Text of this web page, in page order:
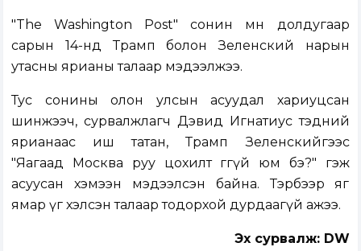
"The Washington Post" сонин мөн долдугаар
сарын 14-нд Трамп болон Зеленский нарын
утасны ярианы талаар мэдээлжээ.
Тус сонины олон улсын асуудал хариуцсан
шинжээч, сурвалжлагч Дэвид Игнатиус тэдний
ярианаас иш татан, Трамп Зеленскийгээс
"Яагаад Москва руу цохилт өгөөгүй юм бэ?" гэж
асуусан хэмээн мэдээлсэн байна. Тэрбээр яг
ямар үг хэлсэн талаар тодорхой дурдаагүй ажээ.
Эх сурвалж: DW